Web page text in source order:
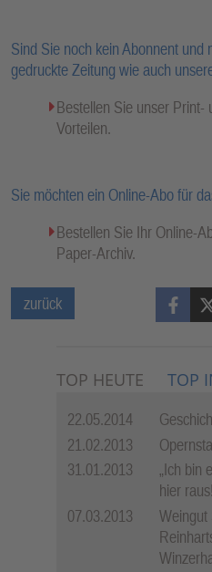
Sind Sie noch kein Abonnent und
gedruckte Zeitung wie auch
Bestellen Sie unser Print-
Vorteilen.
Sie möchten ein Online-Abo für
Bestellen Sie Ihr Online-
Paper-Archiv.
zurück Facebook
X
TOP HEUTE TOP
22.05.2014
21.02.2013
31.01.2013
„Ich bin
hier
07.03.2013
Weingut